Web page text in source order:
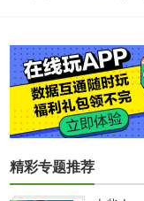
精彩专题推荐